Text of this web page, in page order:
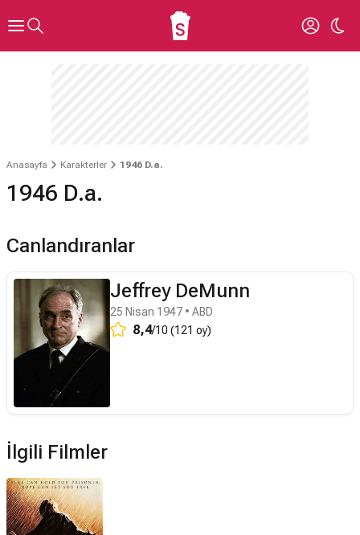
Anasayfa Karakterler 1946 D.a.
1946 D.a.
Canlandıranlar
Jeffrey DeMunn
25 Nisan 1947 • ABD
8,4/10 (121 oy)
İlgili Filmler